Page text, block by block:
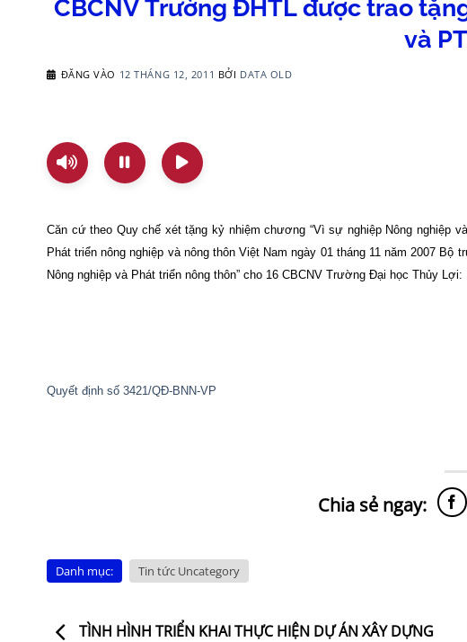
CBCNV Trường ĐHTL được trao
và
ĐĂNG VÀO 12 THÁNG 12, 2011 BỞI DATA OLD
Căn cứ theo Quy chế xét tặng kỷ nhiệm chương “Vì sự nghiệp Nông nghiệp
Phát triển nông nghiệp và nông thôn Việt Nam ngày 01 tháng 11 năm 2007
Nông nghiệp và Phát triển nông thôn” cho 16 CBCNV Trường Đại học Thủy Lợi:
Quyết định số 3421/QĐ-BNN-VP
Danh mục: Tin tức Uncategory
TÌNH HÌNH TRIỂN KHAI THỰC HIỆN DỰ ÁN XÂY DỰNG